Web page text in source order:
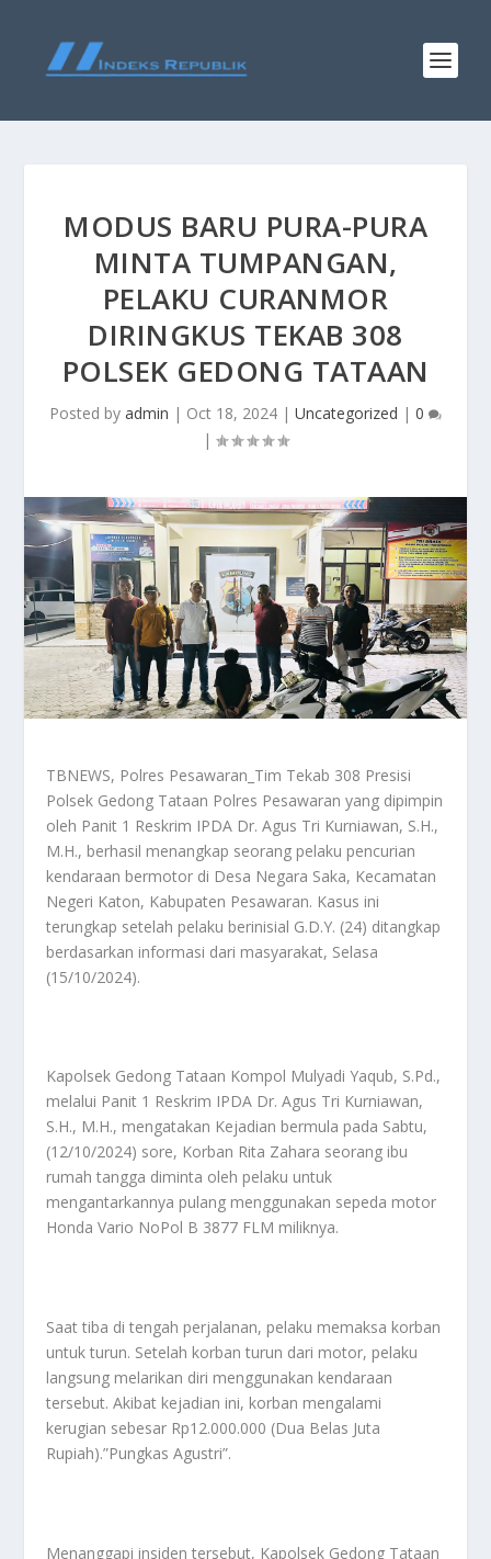
MODUS BARU PURA-PURA
MINTA TUMPANGAN,
PELAKU CURANMOR
DIRINGKUS TEKAB 308
POLSEK GEDONG TATAAN
Posted by admin | Oct 18, 2024 | Uncategorized | 0
|
TBNEWS, Polres Pesawaran_Tim Tekab 308 Presisi
Polsek Gedong Tataan Polres Pesawaran yang dipimpin
oleh Panit 1 Reskrim IPDA Dr. Agus Tri Kurniawan, S.H.,
M.H., berhasil menangkap seorang pelaku pencurian
kendaraan bermotor di Desa Negara Saka, Kecamatan
Negeri Katon, Kabupaten Pesawaran. Kasus ini
terungkap setelah pelaku berinisial G.D.Y. (24) ditangkap
berdasarkan informasi dari masyarakat, Selasa
(15/10/2024).
Kapolsek Gedong Tataan Kompol Mulyadi Yaqub, S.Pd.,
melalui Panit 1 Reskrim IPDA Dr. Agus Tri Kurniawan,
S.H., M.H., mengatakan Kejadian bermula pada Sabtu,
(12/10/2024) sore, Korban Rita Zahara seorang ibu
rumah tangga diminta oleh pelaku untuk
mengantarkannya pulang menggunakan sepeda motor
Honda Vario NoPol B 3877 FLM miliknya.
Saat tiba di tengah perjalanan, pelaku memaksa korban
untuk turun. Setelah korban turun dari motor, pelaku
langsung melarikan diri menggunakan kendaraan
tersebut. Akibat kejadian ini, korban mengalami
kerugian sebesar Rp12.000.000 (Dua Belas Juta
Rupiah).”Pungkas Agustri”.
Menanggapi insiden tersebut, Kapolsek Gedong Tataan